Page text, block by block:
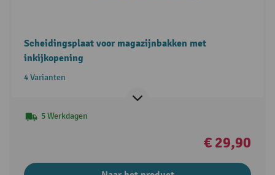
Scheidingsplaat voor magazijnbakken met
inkijkopening
4 Varianten
5 Werkdagen
€ 29,90